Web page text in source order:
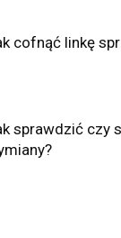
cofnąć linkę
sprawdzić czy